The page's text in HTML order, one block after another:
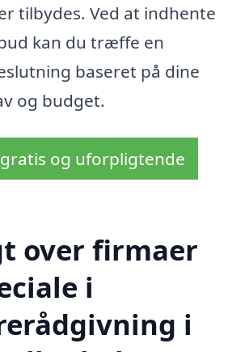
tilbydes. Ved at indhente
kan du træffe en
baseret på dine
og budget.
og uforpligtende
over firmaer
i
i